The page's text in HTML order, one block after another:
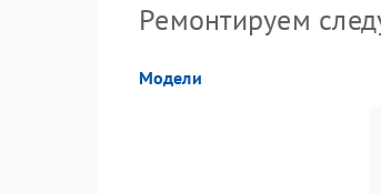
Ремонтируем
Модели